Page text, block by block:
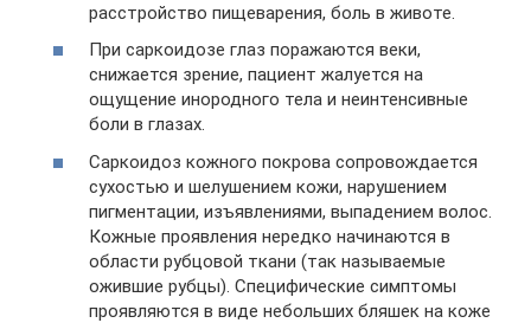
расстройство пищеварения, боль в животе.
При саркоидозе глаз поражаются веки,
снижается зрение, пациент жалуется на
ощущение инородного тела и неинтенсивные
боли в глазах.
Саркоидоз кожного покрова сопровождается
сухостью и шелушением кожи, нарушением
пигментации, изъявлениями, выпадением волос.
Кожные проявления нередко начинаются в
области рубцовой ткани (так называемые
ожившие рубцы). Специфические симптомы
проявляются в виде небольших бляшек на коже